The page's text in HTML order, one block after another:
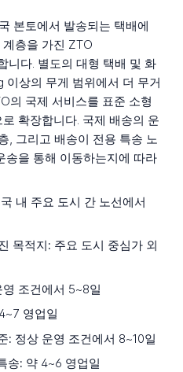
본토에서 발송되는 택배에
층을 가진 ZTO
니다. 별도의 대형 택배 및 화
상의 무게 범위에서 더 무거
의 국제 서비스를 표준 소형
확장합니다. 국제 배송의 운
, 그리고 배송이 전용 특송 노
송을 통해 이동하는지에 따라
내 주요 도시 간 노선에서
목적지: 주요 도시 중심가 외
영 조건에서 5~8일
영업일
: 정상 운영 조건에서 8~10일
송: 약 4~6 영업일